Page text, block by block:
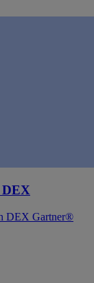
DEX
DEX Gartner®